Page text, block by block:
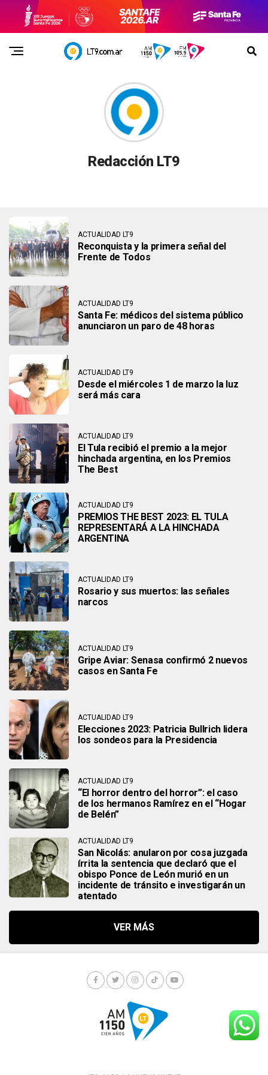
Redacción LT9
ACTUALIDAD LT9
Reconquista y la primera señal del
Frente de Todos
ACTUALIDAD LT9
Santa Fe: médicos del sistema público
anunciaron un paro de 48 horas
ACTUALIDAD LT9
Desde el miércoles 1 de marzo la luz
será más cara
ACTUALIDAD LT9
El Tula recibió el premio a la mejor
hinchada argentina, en los Premios
The Best
ACTUALIDAD LT9
PREMIOS THE BEST 2023: EL TULA
REPRESENTARÁ A LA HINCHADA
ARGENTINA
ACTUALIDAD LT9
Rosario y sus muertos: las señales
narcos
ACTUALIDAD LT9
Gripe Aviar: Senasa confirmó 2 nuevos
casos en Santa Fe
ACTUALIDAD LT9
Elecciones 2023: Patricia Bullrich lidera
los sondeos para la Presidencia
ACTUALIDAD LT9
“El horror dentro del horror”: el caso
de los hermanos Ramírez en el “Hogar
de Belén”
ACTUALIDAD LT9
San Nicolás: anularon por cosa juzgada
írrita la sentencia que declaró que el
obispo Ponce de León murió en un
incidente de tránsito e investigarán un
atentado